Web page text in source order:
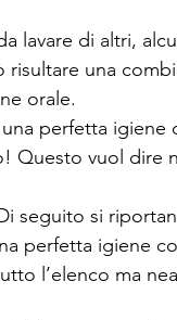
lavare di altri,
una
orale.
perfetta
Questo vuol dire
seguito si
perfetta igiene
l’elenco ma